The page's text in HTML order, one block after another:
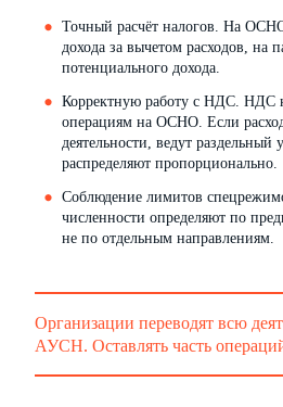
Точный расчёт налогов. На
дохода за вычетом расходов, на
потенциального дохода.
Корректную работу с НДС. НДС
операциям на ОСНО. Если
деятельности, ведут раздельный
распределяют пропорционально.
Соблюдение лимитов
численности определяют по
не по отдельным направлениям.
Организации переводят всю
АУСН. Оставлять часть